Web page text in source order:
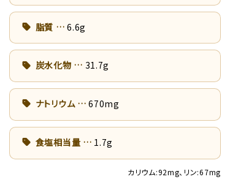
脂質 6.6g
炭水化物 31.7g
ナトリウム 670mg
食塩相当量 1.7g
カリウム:92mg、リン:67mg